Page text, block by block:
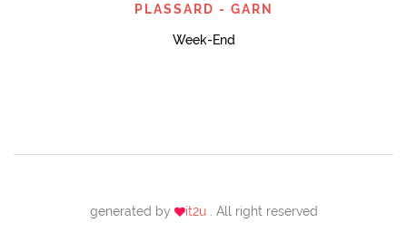
PLASSARD - GARN
Week-End
generated by it2u . All right reserved